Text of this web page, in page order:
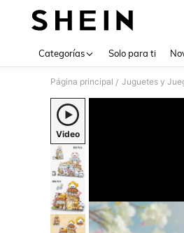
Categorías Solo para ti
Página principal / Juguetes y
Video